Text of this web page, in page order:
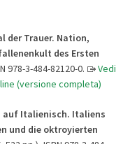
der Trauer. Nation,
des Ersten
978-3-484-82120-0.
Vedi
(versione completa)
auf Italienisch. Italiens
und die oktroyierten